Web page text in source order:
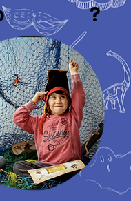
funciona?